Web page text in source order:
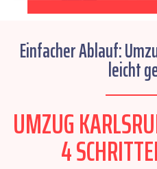
Einfacher Ablauf:
leicht
UMZUG
4